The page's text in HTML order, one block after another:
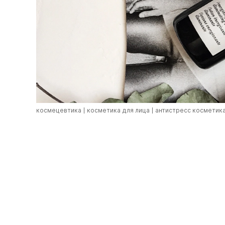
космецевтика косметика для лица антистресс